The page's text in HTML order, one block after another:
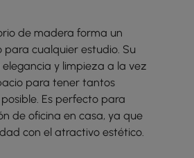
de madera forma un
cualquier estudio. Su
y limpieza a la vez
para tener tantos
Es perfecto para
de oficina en casa, ya que
con el atractivo estético.